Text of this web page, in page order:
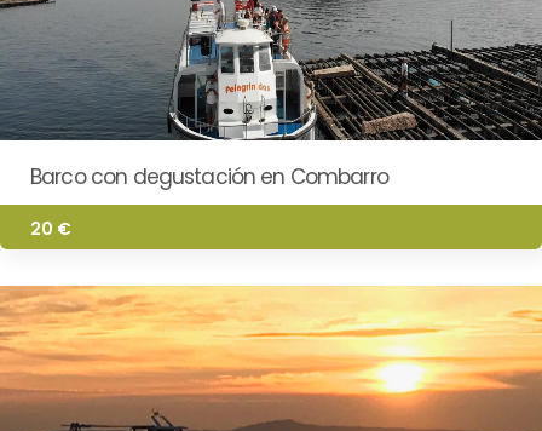
Barco con degustación en Combarro
20 €